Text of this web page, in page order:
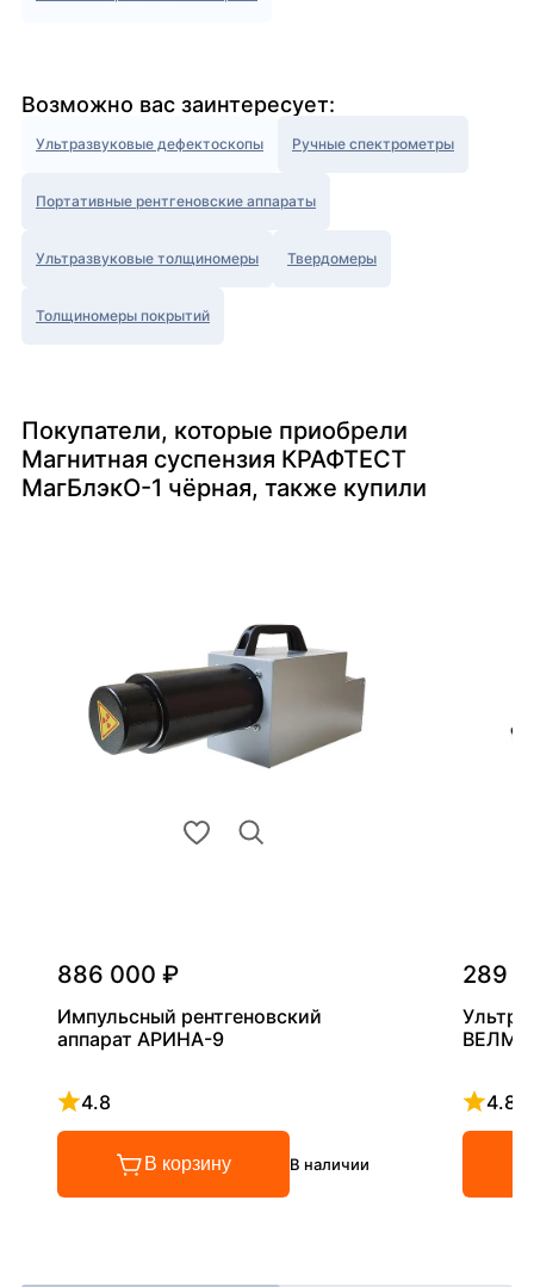
Возможно вас заинтересует:
Ультразвуковые дефектоскопы Ручные спектрометры
Портативные рентгеновские аппараты
Ультразвуковые толщиномеры Твердомеры
Толщиномеры покрытий
Покупатели, которые приобрели
Магнитная суспензия КРАФТЕСТ
МагБлэкО-1 чёрная, также купили
886 000 ₽
Импульсный рентгеновский
аппарат АРИНА-9
4.8
Рейтинг 4.8 из 5
В корзину В наличии
289
4.8